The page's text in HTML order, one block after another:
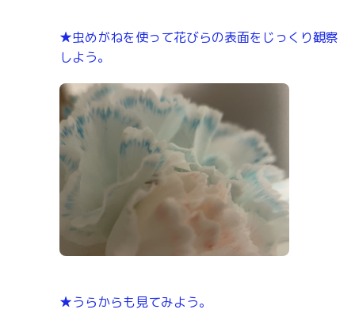
★虫めがねを使って花びらの表面をじっくり観察
しよう。
★うらからも見てみよう。